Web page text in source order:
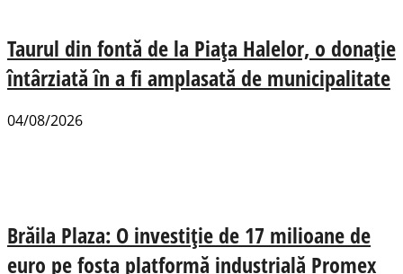
Taurul din fontă de la Piața Halelor, o donație
întârziată în a fi amplasată de municipalitate
04/08/2026
Brăila Plaza: O investiție de 17 milioane de
euro pe fosta platformă industrială Promex